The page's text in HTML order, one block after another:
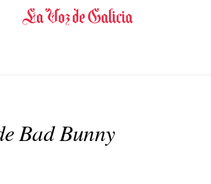
Bad Bunny